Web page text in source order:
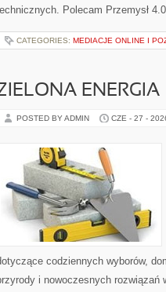
Polecam Przemysł
CATEGORIES: MEDIACJE ONLINE I
ENERGIA
POSTED BY ADMIN CZE - 27 -
codziennych wyborów,
i nowoczesnych